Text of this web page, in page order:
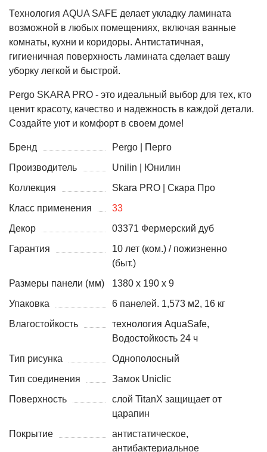
Технология AQUA SAFE делает укладку ламината
возможной в любых помещениях, включая ванные
комнаты, кухни и коридоры. Антистатичная,
гигиеничная поверхность ламината сделает вашу
уборку легкой и быстрой.
Pergo SKARA PRO - это идеальный выбор для тех, кто
ценит красоту, качество и надежность в каждой детали.
Создайте уют и комфорт в своем доме!
Бренд
Pergo | Перго
Производитель
Unilin | Юнилин
Коллекция
Skara PRO | Скара Про
Класс применения
33
Декор
03371 Фермерский дуб
Гарантия
10 лет (ком.) / пожизненно
(быт.)
Размеры панели (мм)
1380 х 190 х 9
Упаковка
6 панелей. 1,573 м2, 16 кг
Влагостойкость
технология AquaSafe,
Водостойкость 24 ч
Тип рисунка
Однополосный
Тип соединения
Замок Uniclic
Поверхность
слой TitanX защищает от
царапин
Покрытие
антистатическое,
антибактериальное